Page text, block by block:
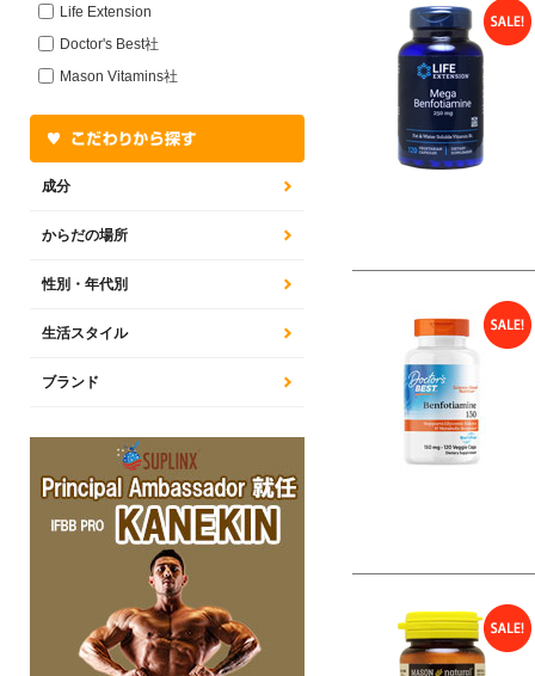
Life Extension
Doctor's Best社
Mason Vitamins社
成分
からだの場所
性別・年代別
生活スタイル
ブランド